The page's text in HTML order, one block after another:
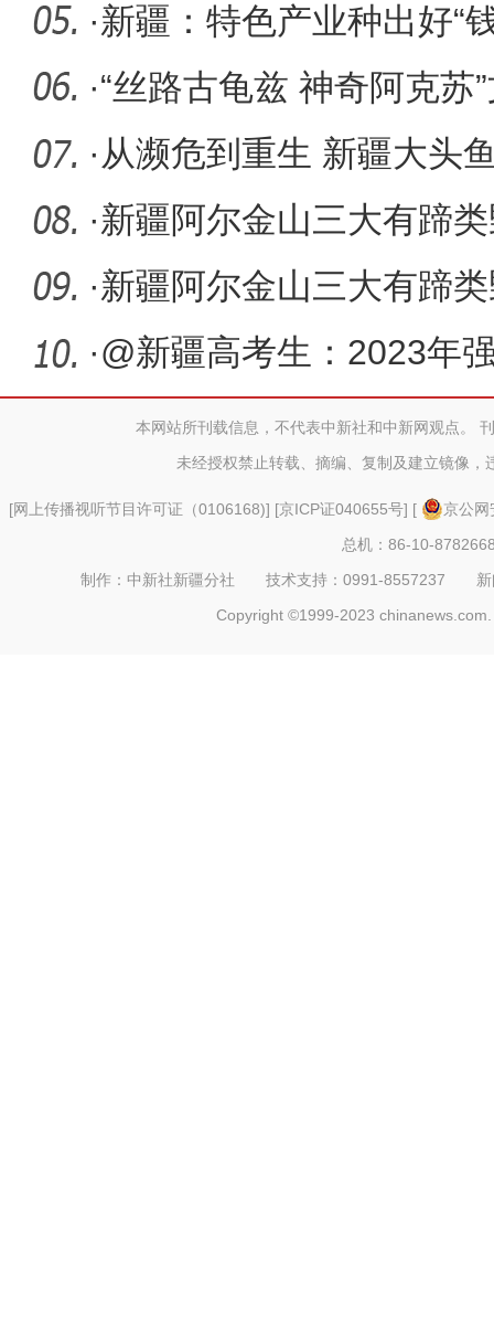
大放光彩
·新疆：特色产业种出好“
·“丝路古龟兹 神奇阿克苏
乌鲁木
·从濒危到重生 新疆大头
河流域
·新疆阿尔金山三大有蹄
呈上升趋
·新疆阿尔金山三大有蹄
12万头（
·@新疆高考生：2023年
础学科拔
本网站所刊载信息，不代表中新社和中新网观点。
未经授权禁止转载、摘编、复制及建立镜像，
[网上传播视听节目许可证（0106168)] [京ICP证040655号] [
京公
总机：86-10-
制作：中新社新疆分社 技术支持：0991-8557237
Copyright ©1999-2023